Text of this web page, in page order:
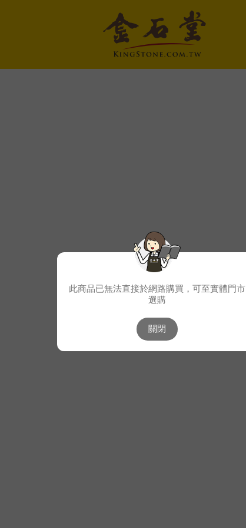
此商品已無法直接於網路購買，可至實體門市
選購
關閉